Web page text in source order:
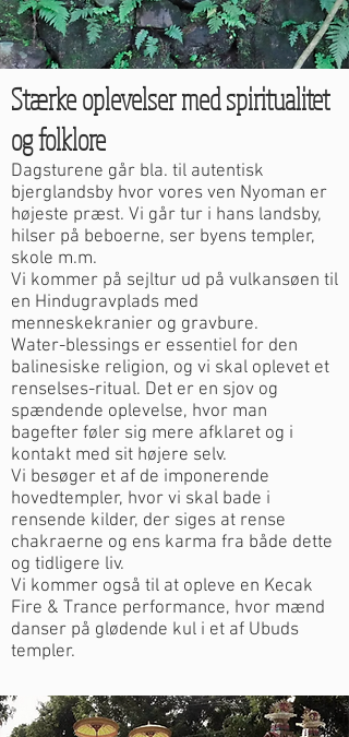
Stærke oplevelser med spiritualitet
og folklore
Dagsturene går bla. til autentisk
bjerglandsby hvor vores ven Nyoman er
højeste præst. Vi går tur i hans landsby,
hilser på beboerne, ser byens templer,
skole m.m.
Vi kommer på sejltur ud på vulkansøen til
en Hindugravplads med
menneskekranier og gravbure.
Water-blessings er essentiel for den
balinesiske religion, og vi skal oplevet et
renselses-ritual. Det er en sjov og
spændende oplevelse, hvor man
bagefter føler sig mere afklaret og i
kontakt med sit højere selv.
Vi besøger et af de imponerende
hovedtempler, hvor vi skal bade i
rensende kilder, der siges at rense
chakraerne og ens karma fra både dette
og tidligere liv.
Vi kommer også til at opleve en Kecak
Fire & Trance performance, hvor mænd
danser på glødende kul i et af Ubuds
templer.